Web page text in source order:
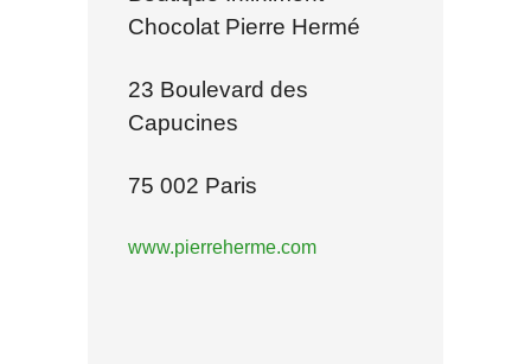
Chocolat Pierre Hermé
23 Boulevard des
Capucines
75 002 Paris
www.pierreherme.com